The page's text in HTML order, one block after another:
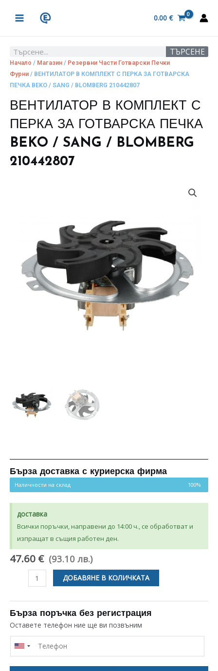
MENU
0.00 €
Search ТЪРСЕНЕ
Начало / Магазин / Резервни Части Готварски Печки
Фурни / ВЕНТИЛАТОР В КОМПЛЕКТ С ПЕРКА ЗА ГОТВАРСКА
ПЕЧКА BEKO / SANG / BLOMBERG 210442807
ВЕНТИЛАТОР В КОМПЛЕКТ С
ПЕРКА ЗА ГОТВАРСКА ПЕЧКА
BEKO / SANG / BLOMBERG
210442807
Бърза доставка с куриерска фирма
Наличности на склад 100%
доставка
Всички поръчки, направени до 14:00 ч., се обработват и
изпращат в същия работен ден.
47.60 € (93.10 лв.)
количество
ВЕНТИЛАТОР
В
КОМПЛЕКТ
С
ПЕРКА
ДОБАВЯНЕ В КОЛИЧКАТА
Бърза поръчка без регистрация
Оставете телефон ние ще ви позвъним